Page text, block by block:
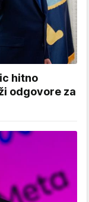
hitno
odgovore za